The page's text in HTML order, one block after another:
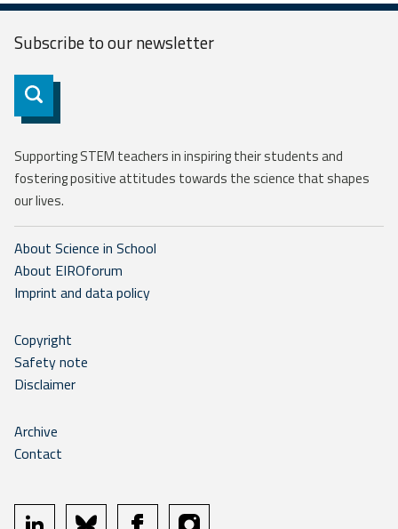
Subscribe to ournewsletter
Subscribe
Supporting STEM teachers in inspiring their students and
fostering positive attitudes towards the science that shapes
our lives.
About Science in School
About EIROforum
Imprint and data policy
Copyright
Safety note
Disclaimer
Archive
Contact